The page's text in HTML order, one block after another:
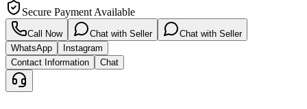
Secure Payment Available
Call Now Chat with Seller
Chat with Seller
WhatsApp
Instagram
Contact Information
Chat